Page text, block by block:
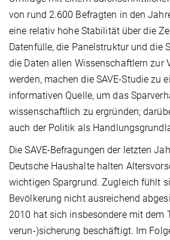
von rund 2.600 Befragten in den
eine relativ hohe Stabilität über die
Datenfülle, die Panelstruktur und die
die Daten allen Wissenschaftlern zur
werden, machen die SAVE-Studie zu
informativen Quelle, um das
wissenschaftlich zu ergründen;
auch der Politik als
Die SAVE-Befragungen der letzten
Deutsche Haushalte halten
wichtigen Spargrund. Zugleich fühlt
Bevölkerung nicht ausreichend
2010 hat sich insbesondere mit dem
verun-)sicherung beschäftigt. Im